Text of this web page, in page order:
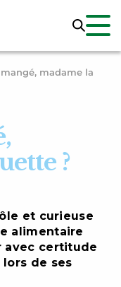
madame la
?
et curieuse
alimentaire
avec certitude
lors de ses